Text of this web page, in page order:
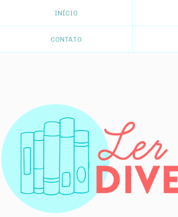
INÍCIO
CONTATO